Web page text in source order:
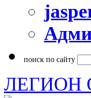
поиск по сайту
ЛЕГИОН